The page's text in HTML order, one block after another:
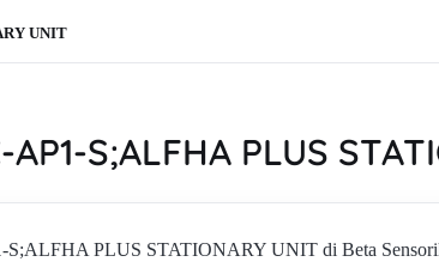
UNIT
S;ALFHA PLUS
PLUS STATIONARY UNIT di Beta